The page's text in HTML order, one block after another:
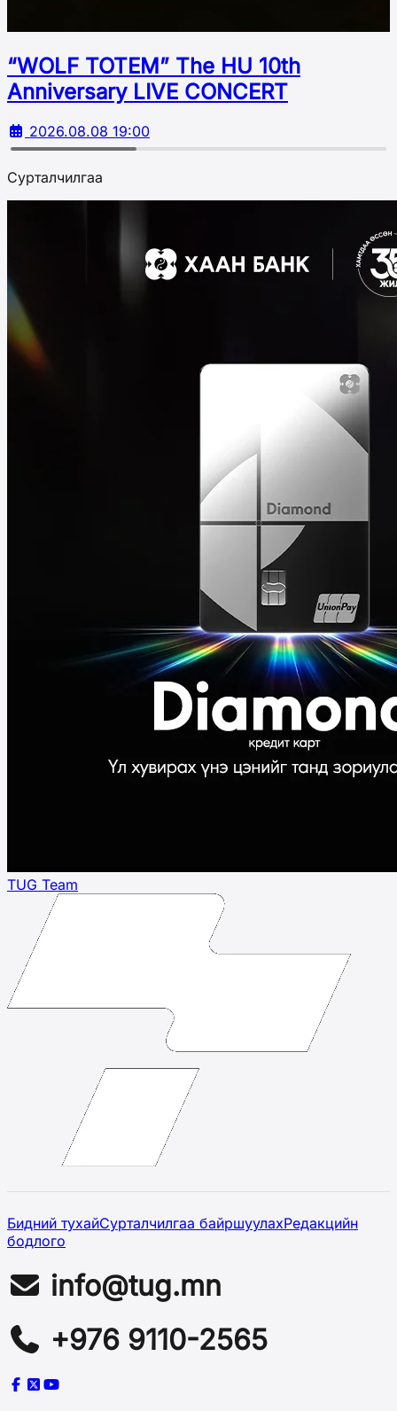
“WOLF TOTEM” The HU 10th
Аnniversary LIVE CONCERT
2026.08.08 19:00
Сурталчилгаа
TUG Team
Бидний тухайСурталчилгаа байршуулахРедакцийн
бодлого
info@tug.mn
+976 9110-2565